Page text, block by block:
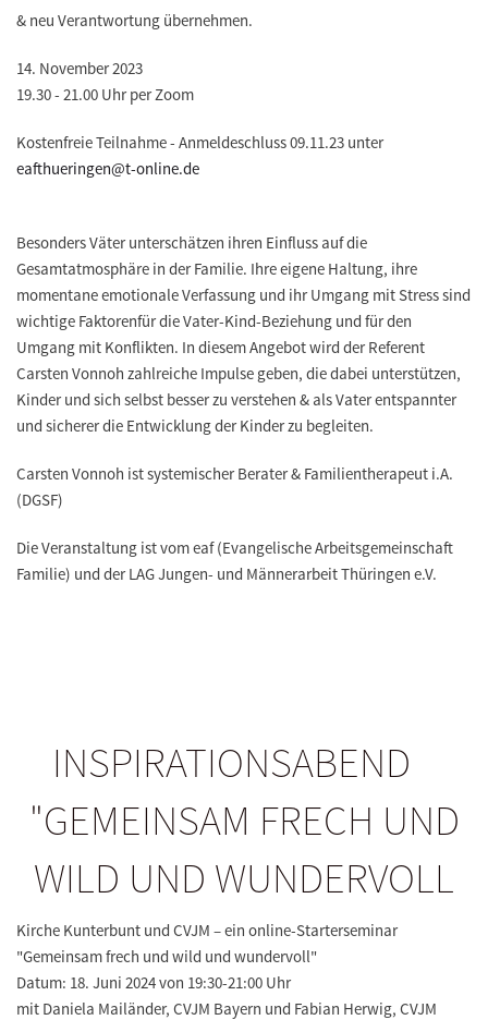
& neu Verantwortung übernehmen.
14. November 2023
19.30 - 21.00 Uhr per Zoom
Kostenfreie Teilnahme - Anmeldeschluss 09.11.23 unter
eafthueringen@t-online.de
Besonders Väter unterschätzen ihren Einfluss auf die
Gesamtatmosphäre in der Familie. Ihre eigene Haltung, ihre
momentane emotionale Verfassung und ihr Umgang mit Stress sind
wichtige Faktorenfür die Vater-Kind-Beziehung und für den
Umgang mit Konflikten. In diesem Angebot wird der Referent
Carsten Vonnoh zahlreiche Impulse geben, die dabei unterstützen,
Kinder und sich selbst besser zu verstehen & als Vater entspannter
und sicherer die Entwicklung der Kinder zu begleiten.
Carsten Vonnoh ist systemischer Berater & Familientherapeut i.A.
(DGSF)
Die Veranstaltung ist vom eaf (Evangelische Arbeitsgemeinschaft
Familie) und der LAG Jungen- und Männerarbeit Thüringen e.V.
INSPIRATIONSABEND
"GEMEINSAM FRECH UND
WILD UND WUNDERVOLL
Kirche Kunterbunt und CVJM – ein online-Starterseminar
"Gemeinsam frech und wild und wundervoll"
Datum: 18. Juni 2024 von 19:30-21:00 Uhr
mit Daniela Mailänder, CVJM Bayern und Fabian Herwig, CVJM